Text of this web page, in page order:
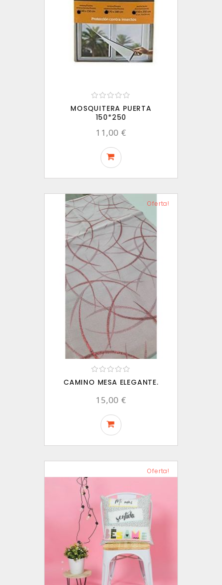
MOSQUITERA PUERTA
150*250
11,00 €
Oferta!
CAMINO MESA ELEGANTE.
15,00 €
Oferta!